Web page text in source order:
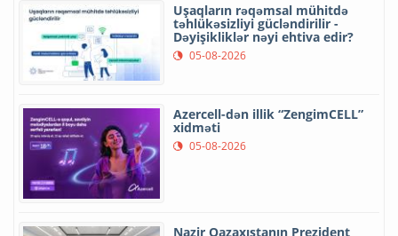
Uşaqların rəqəmsal mühitdə
təhlükəsizliyi gücləndirilir -
Dəyişikliklər nəyi ehtiva edir?
05-08-2026
Azercell-dən illik “ZengimCELL”
xidməti
05-08-2026
Nazir Qazaxıstanın Prezident